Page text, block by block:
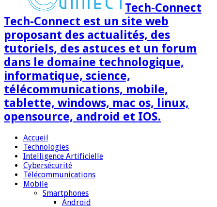
Tech-Connect
Tech-Connect est un site web
proposant des actualités, des
tutoriels, des astuces et un forum
dans le domaine technologique,
informatique, science,
télécommunications, mobile,
tablette, windows, mac os, linux,
opensource, android et IOS.
Accueil
Technologies
Intelligence Artificielle
Cybersécurité
Télécommunications
Mobile
Smartphones
Android